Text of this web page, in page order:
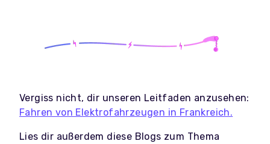
Vergiss nicht, dir unseren Leitfaden anzusehen:
Fahren von Elektrofahrzeugen in Frankreich.
Lies dir außerdem diese Blogs zum Thema